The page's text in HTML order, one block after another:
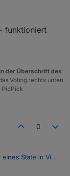
Code kopiert und
funktioniert
der Überschrift des
Voting rechts unten
PicPick
0
State in Vis